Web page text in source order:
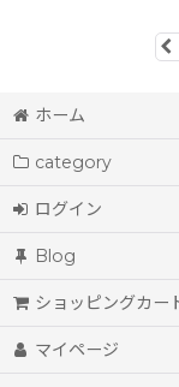
ホーム
category
ログイン
Blog
ショッピングカー
マイページ